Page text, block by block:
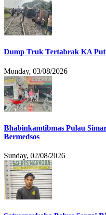
Dump Truk Tertabrak KA
Monday, 03/08/2026
Bhabinkamtibmas Pulau
Bermedsos
Sunday, 02/08/2026